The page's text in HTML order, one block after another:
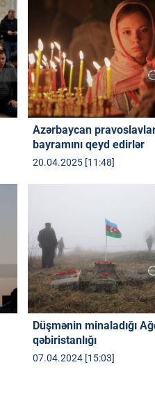
Azərbaycan
bayramını qeyd edirlər
20.04.2025 [11:48]
Düşmənin minaladığı
qəbiristanlığı
07.04.2024 [15:03]